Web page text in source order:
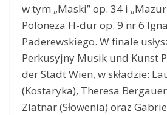
w tym „Maski” op. 34 i
Poloneza H-dur op. 9 nr 6
Paderewskiego. W finale
Perkusyjny Musik und Kunst
der Stadt Wien, w składzie:
(Kostaryka), Theresa
Zlatnar (Słowenia) oraz